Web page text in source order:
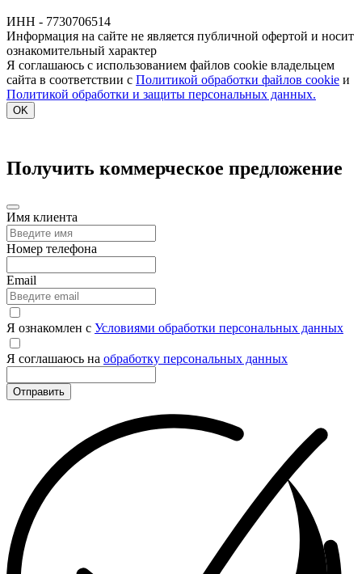
ИНН - 7730706514
Информация на сайте не является публичной офертой и носит
ознакомительный характер
Я соглашаюсь с использованием файлов cookie владельцем
сайта в соответствии с Политикой обработки файлов cookie и
Политикой обработки и защиты персональных данных.
OK
Получить коммерческое предложение
Имя клиента
Номер телефона
Email
Я ознакомлен с Условиями обработки персональных данных
Я соглашаюсь на обработку персональных данных
Отправить